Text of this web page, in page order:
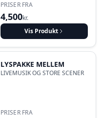
PRISER FRA
4,500kr.
Vis Produkt
LYSPAKKE MELLEM
LIVEMUSIK OG STORE SCENER
PRISER FRA